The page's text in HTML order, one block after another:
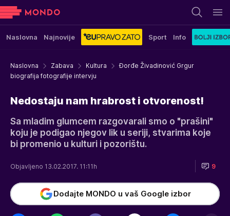
Naslovna Najnovije Sport Info
Naslovna Zabava Kultura
Đorđe Živadinović Grgur
biografija fotografije intervju
Nedostaju nam hrabrost i otvorenost!
Sa mladim glumcem razgovarali smo o "prašini"
koju je podigao njegov lik u seriji, stvarima koje
bi promenio u kulturi i pozorištu.
Objavljeno 13.02.2017. 11:11h 9
Dodajte MONDO u vaš Google izbor